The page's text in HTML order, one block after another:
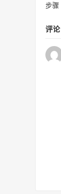
步骤
评论